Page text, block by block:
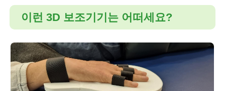
이런 3D 보조기기는 어떠세요?